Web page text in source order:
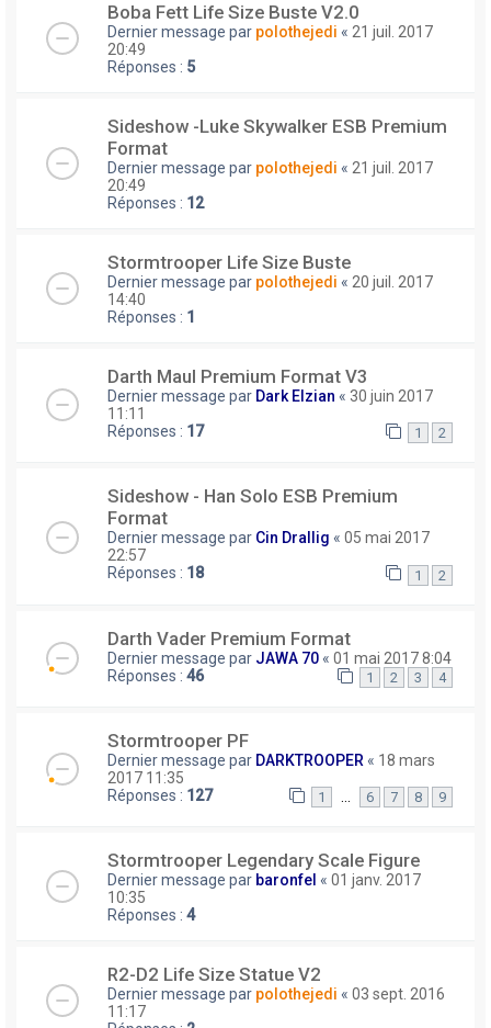
Boba Fett Life Size Buste V2.0
Dernier message par polothejedi « 21 juil. 2017
20:49
Réponses : 5
Sideshow -Luke Skywalker ESB Premium
Format
Dernier message par polothejedi « 21 juil. 2017
20:49
Réponses : 12
Stormtrooper Life Size Buste
Dernier message par polothejedi « 20 juil. 2017
14:40
Réponses : 1
Darth Maul Premium Format V3
Dernier message par Dark Elzian « 30 juin 2017
11:11
Réponses : 17 1 2
Sideshow - Han Solo ESB Premium
Format
Dernier message par Cin Drallig « 05 mai 2017
22:57
Réponses : 18 1 2
Darth Vader Premium Format
Dernier message par JAWA 70 « 01 mai 2017 8:04
Réponses : 46 1 2 3 4
Stormtrooper PF
Dernier message par DARKTROOPER « 18 mars
2017 11:35
Réponses : 127 1 6 7 8 9
Stormtrooper Legendary Scale Figure
Dernier message par baronfel « 01 janv. 2017
10:35
Réponses : 4
R2-D2 Life Size Statue V2
Dernier message par polothejedi « 03 sept. 2016
11:17